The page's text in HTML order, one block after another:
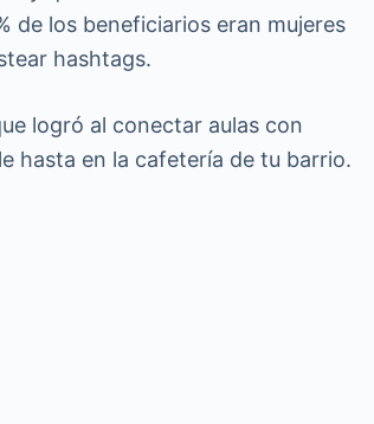
de los beneficiarios eran mujeres
hashtags.
logró al conectar aulas con
hasta en la cafetería de tu barrio.